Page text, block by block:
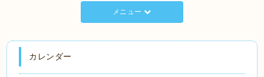
メニュー
カレンダー